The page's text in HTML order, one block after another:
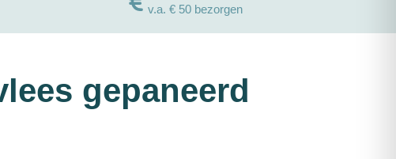
v.a. € 50 bezorgen
gepaneerd